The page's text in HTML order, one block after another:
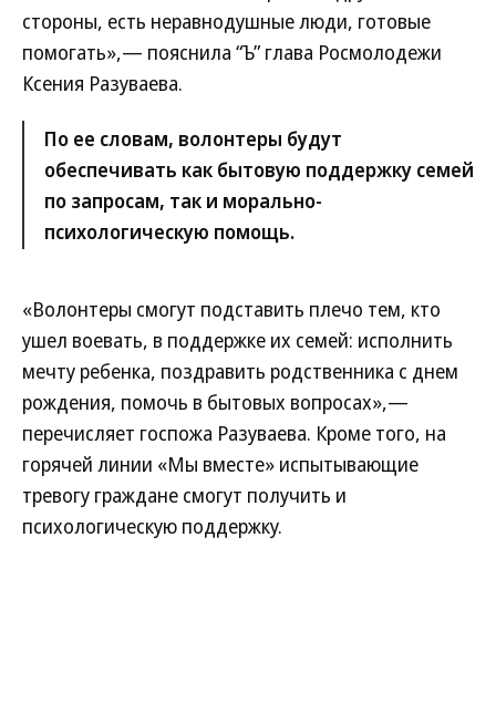
стороны, есть неравнодушные люди, готовые
помогать»,— пояснила “Ъ” глава Росмолодежи
Ксения Разуваева.
По ее словам, волонтеры будут
обеспечивать как бытовую поддержку семей
по запросам, так и морально-
психологическую помощь.
«Волонтеры смогут подставить плечо тем, кто
ушел воевать, в поддержке их семей: исполнить
мечту ребенка, поздравить родственника с днем
рождения, помочь в бытовых вопросах»,—
перечисляет госпожа Разуваева. Кроме того, на
горячей линии «Мы вместе» испытывающие
тревогу граждане смогут получить и
психологическую поддержку.